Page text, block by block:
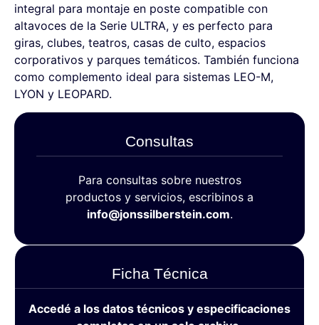
Consultas
Para consultas sobre nuestros
productos y servicios, escribinos a
info@jonssilberstein.com.
Ficha Técnica
Accedé a los datos técnicos y especificaciones
integral para montaje en poste compatible con
altavoces de la Serie ULTRA, y es perfecto para
giras, clubes, teatros, casas de culto, espacios
corporativos y parques temáticos. También funciona
como complemento ideal para sistemas LEO-M,
LYON y LEOPARD.